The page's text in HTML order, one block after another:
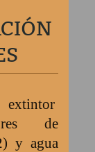
de
) y agua